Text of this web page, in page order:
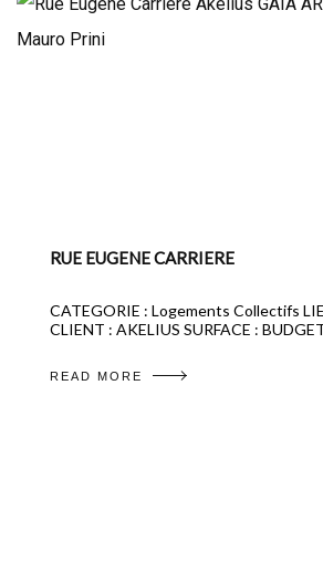
RUE EUGENE CARRIERE
CATEGORIE : Logements Collectifs
CLIENT : AKELIUS SURFACE :
READ MORE